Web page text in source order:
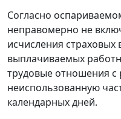
Согласно
неправомерно не
исчисления
выплачиваемых
трудовые отношения с
неиспользованную
календарных дней.